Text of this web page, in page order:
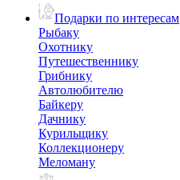
Подарки по интересам
Рыбаку
Охотнику
Путешественнику
Грибнику
Автолюбителю
Байкеру
Дачнику
Курильщику
Коллекционеру
Меломану